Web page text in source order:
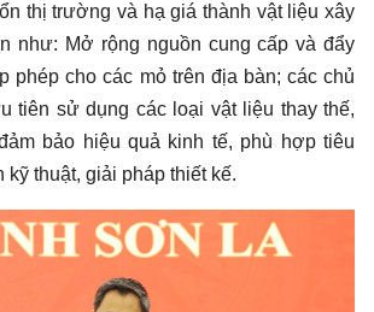
thị trường và hạ giá thành vật liệu xây
như: Mở rộng nguồn cung cấp và đẩy
phép cho các mỏ trên địa bàn; các chủ
tiên sử dụng các loại vật liệu thay thế,
bảo hiệu quả kinh tế, phù hợp tiêu
kỹ thuật, giải pháp thiết kế.